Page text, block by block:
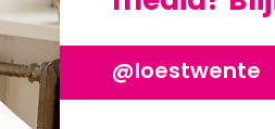
@loestwente